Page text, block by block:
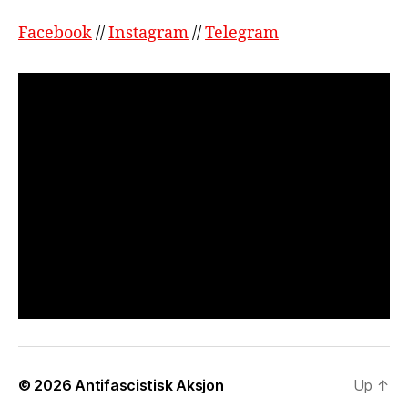
Facebook//Instagram//Telegram
© 2026Antifascistisk Aksjon Up ↑